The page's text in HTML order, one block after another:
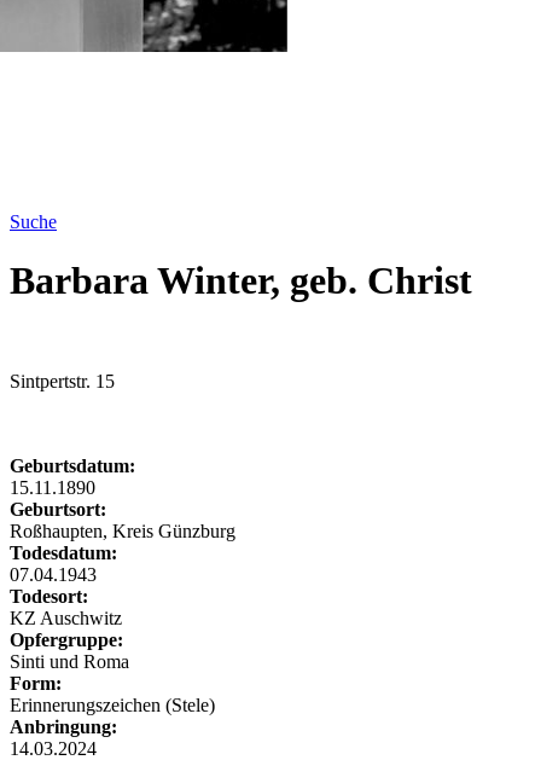
Suche
Barbara Winter, geb. Christ
Sintpertstr. 15
Geburtsdatum:
15.11.1890
Geburtsort:
Roßhaupten, Kreis Günzburg
Todesdatum:
07.04.1943
Todesort:
KZ Auschwitz
Opfergruppe:
Sinti und Roma
Form:
Erinnerungszeichen (Stele)
Anbringung:
14.03.2024